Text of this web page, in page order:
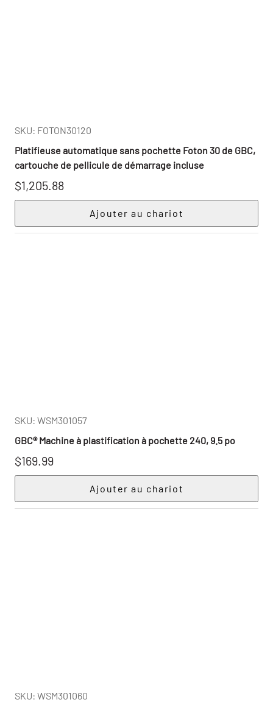
SKU: FOTON30120
Platifieuse automatique sans pochette Foton 30 de GBC,
cartouche de pellicule de démarrage incluse
$1,205.88
SKU: WSM301057
GBC® Machine à plastification à pochette 240, 9.5 po
$169.99
SKU: WSM301060